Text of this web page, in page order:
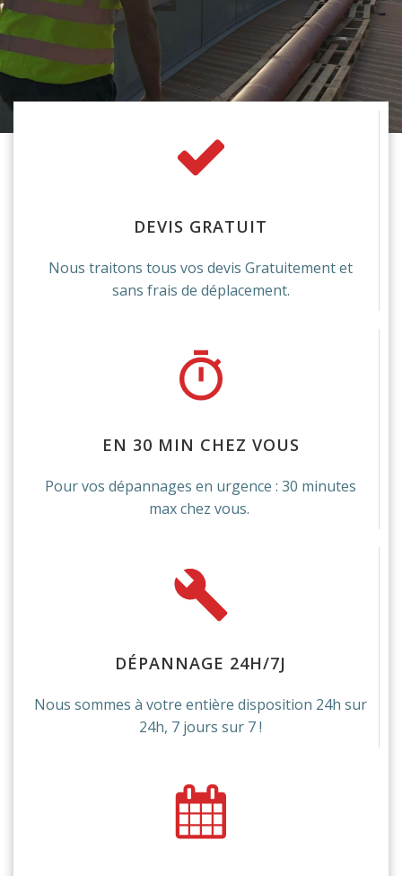
DEVIS GRATUIT
Nous traitons tous vos devis Gratuitement et
sans frais de déplacement.
EN 30 MIN CHEZ VOUS
Pour vos dépannages en urgence : 30 minutes
max chez vous.
DÉPANNAGE 24H/7J
Nous sommes à votre entière disposition 24h sur
24h, 7 jours sur 7 !